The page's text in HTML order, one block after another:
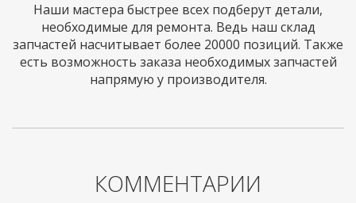
Наши мастера быстрее всех подберут детали,
необходимые для ремонта. Ведь наш склад
запчастей насчитывает более 20000 позиций. Также
есть возможность заказа необходимых запчастей
напрямую у производителя.
КОММЕНТАРИИ